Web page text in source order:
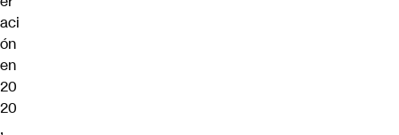
aci
ón
en
20
20
,